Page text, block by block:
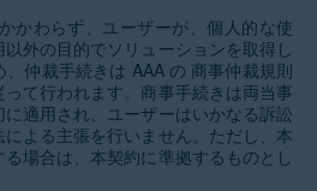
かわらず、ユーザーが、個人的な使
外の目的でソリューションを取得し
仲裁手続きは AAA の 商事仲裁規則
って行われます。商事手続きは両当事
適用され、ユーザーはいかなる訴訟
よる主張を行いません。ただし、本
場合は、本契約に準拠するものとし